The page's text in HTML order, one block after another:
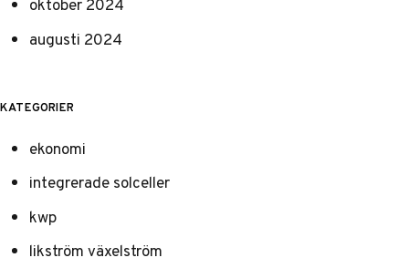
augusti 2024
KATEGORIER
ekonomi
integrerade solceller
kwp
likström växelström